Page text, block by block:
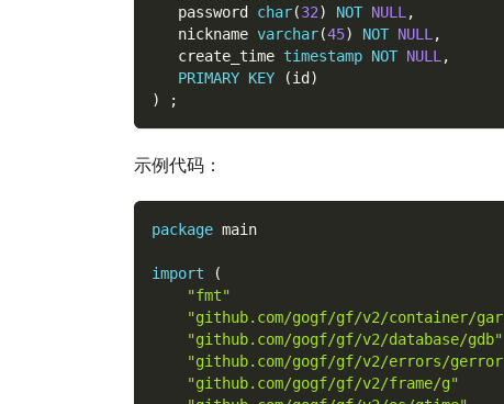
   password
char(32) NOT NULL ,
   nickname
varchar(45) NOT NULL ,
   create_time
timestamp NOT NULL ,
PRIMARY KEY (id )
)
;
示例代码：
package main
import
(
"fmt"
"github.com/gogf/gf/v2/container/
"github.com/gogf/gf/v2/database/gdb"
"github.com/gogf/gf/v2/errors/
"github.com/gogf/gf/v2/frame/g"